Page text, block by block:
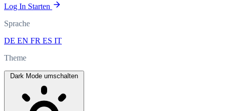
Log In Starten
Sprache
DE EN FR ES IT
Theme
Dark Mode umschalten